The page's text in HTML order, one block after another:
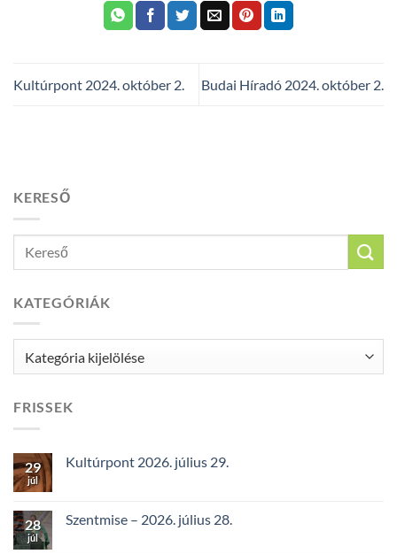
Kultúrpont 2024. október 2. Budai Híradó 2024. október 2.
KERESŐ
KATEGÓRIÁK
FRISSEK
29
júl
Kultúrpont 2026. július 29.
28
júl
Szentmise – 2026. július 28.